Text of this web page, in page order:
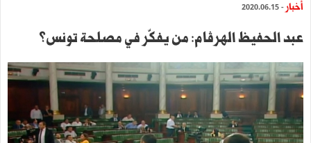
أخبار - 2020.06.15
عبد الحفيظ الهرڤام: من يفكّر في مصلحة تونس؟